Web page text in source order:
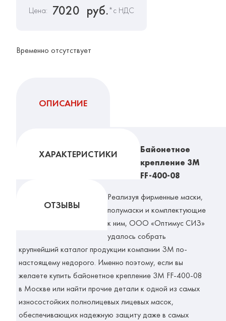
Цена: 7020 руб.*с НДС
Временно отсутствует
ОПИСАНИЕ
ХАРАКТЕРИСТИКИ
ОТЗЫВЫ
Байонетное
крепление 3M
FF-400-08
Реализуя фирменные маски,
полумаски и комплектующие
к ним, ООО «Оптимус СИЗ»
удалось собрать
крупнейший каталог продукции компании ЗМ по-
настоящему недорого. Именно поэтому, если вы
желаете купить байонетное крепление 3М FF-400-08
в Москве или найти прочие детали к одной из самых
износостойких полнолицевых лицевых масок,
обеспечивающих надежную защиту даже в самых